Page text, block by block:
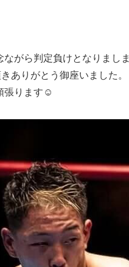
がら判定負けとなりましま
ありがとう御座いました。
張ります☺